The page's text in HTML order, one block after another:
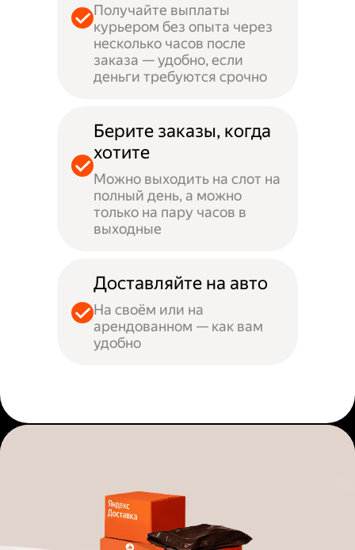
Получайте выплаты
курьером без опыта через
несколько часов после
заказа — удобно, если
деньги требуются срочно
Берите заказы, когда
хотите
Можно выходить на слот на
полный день, а можно
только на пару часов в
выходные
Доставляйте на авто
На своём или на
арендованном — как вам
удобно